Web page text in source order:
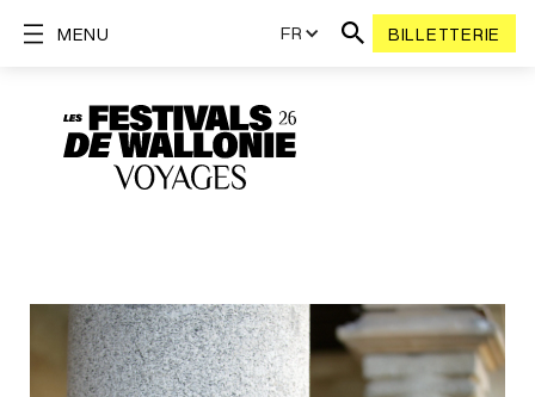
FR BILLETTERIE
MENU